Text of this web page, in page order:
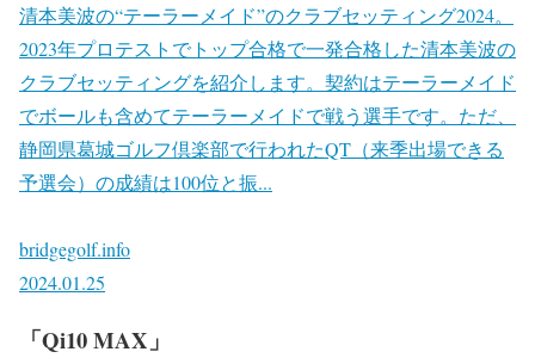
清本美波の“テーラーメイド”のクラブセッティング2024。
2023年プロテストでトップ合格で一発合格した清本美波の
クラブセッティングを紹介します。契約はテーラーメイド
でボールも含めてテーラーメイドで戦う選手です。ただ、
静岡県葛城ゴルフ倶楽部で行われたQT（来季出場できる
予選会）の成績は100位と振...
bridgegolf.info
2024.01.25
「Qi10 MAX」